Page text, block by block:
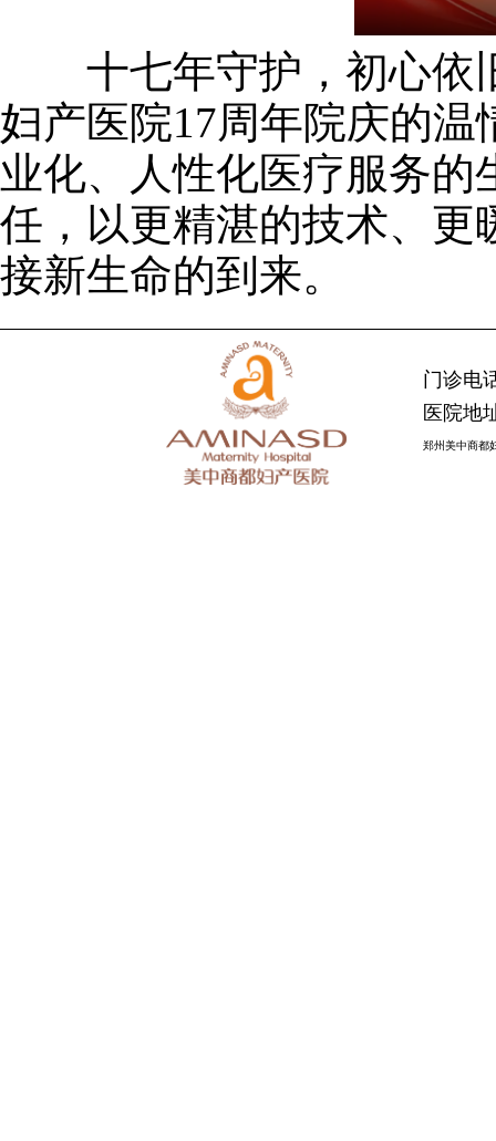
十七年守护，初心依
妇产医院17周年院庆的
业化、人性化医疗服务
任，以更精湛的技术、更
接新生命的到来。
门诊电
医院地
郑州美中商都